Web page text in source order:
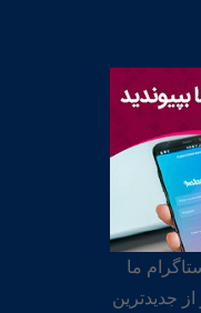
ما
جدیدترین